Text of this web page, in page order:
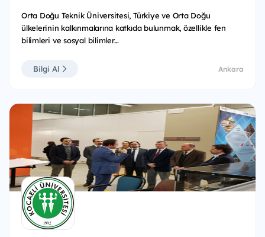
Orta Doğu Teknik Üniversitesi, Türkiye ve Orta Doğu
ülkelerinin kalkınmalarına katkıda bulunmak, özellikle fen
bilimleri ve sosyal bilimler...
Bilgi Al Ankara